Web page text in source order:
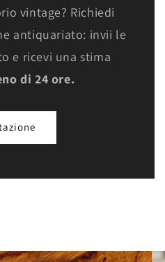
vintage? Richiedi
antiquariato: invii le
e ricevi una stima
di 24 ore.